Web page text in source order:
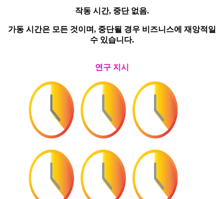
작동 시간, 중단 없음.
가동 시간은 모든 것이며, 중단될 경우 비즈니스에 재앙적일
수 있습니다.
연구 지시